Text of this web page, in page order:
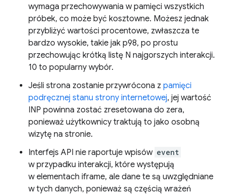
wymaga przechowywania w pamięci wszystkich
próbek, co może być kosztowne. Możesz jednak
przybliżyć wartości procentowe, zwłaszcza te
bardzo wysokie, takie jak p98, po prostu
przechowując krótką listę N najgorszych interakcji.
10 to popularny wybór.
Jeśli strona zostanie przywrócona z pamięci
podręcznej stanu strony internetowej, jej wartość
INP powinna zostać zresetowana do zera,
ponieważ użytkownicy traktują to jako osobną
wizytę na stronie.
Interfejs API nie raportuje wpisów event
w przypadku interakcji, które występują
w elementach iframe, ale dane te są uwzględniane
w tych danych, ponieważ są częścią wrażeń